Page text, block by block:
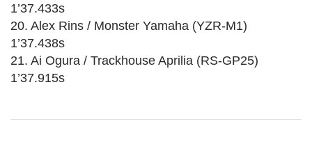
1’37.433s
20. Alex Rins / Monster Yamaha (YZR-M1)
1’37.438s
21. Ai Ogura / Trackhouse Aprilia (RS-GP25)
1’37.915s